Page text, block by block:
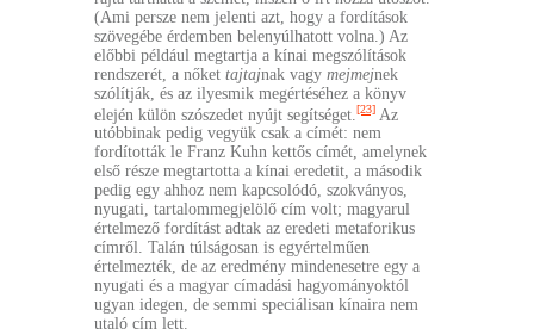
(Ami persze nem jelenti azt, hogy a fordítások
szövegébe érdemben belenyúlhatott volna.) Az
előbbi például megtartja a kínai megszólítások
rendszerét, a nőket tajtajnak vagy mejmejnek
szólítják, és az ilyesmik megértéséhez a könyv
elején külön szószedet nyújt segítséget. [23] Az
utóbbinak pedig vegyük csak a címét: nem
fordították le Franz Kuhn kettős címét, amelynek
első része megtartotta a kínai eredetit, a második
pedig egy ahhoz nem kapcsolódó, szokványos,
nyugati, tartalommegjelölő cím volt; magyarul
értelmező fordítást adtak az eredeti metaforikus
címről. Talán túlságosan is egyértelműen
értelmezték, de az eredmény mindenesetre egy a
nyugati és a magyar címadási hagyományoktól
ugyan idegen, de semmi speciálisan kínaira nem
utaló cím lett.